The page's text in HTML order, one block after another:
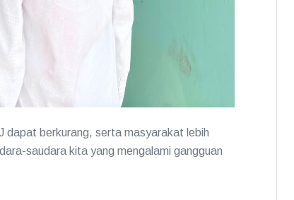
dapat berkurang, serta masyarakat lebih
saudara kita yang mengalami gangguan